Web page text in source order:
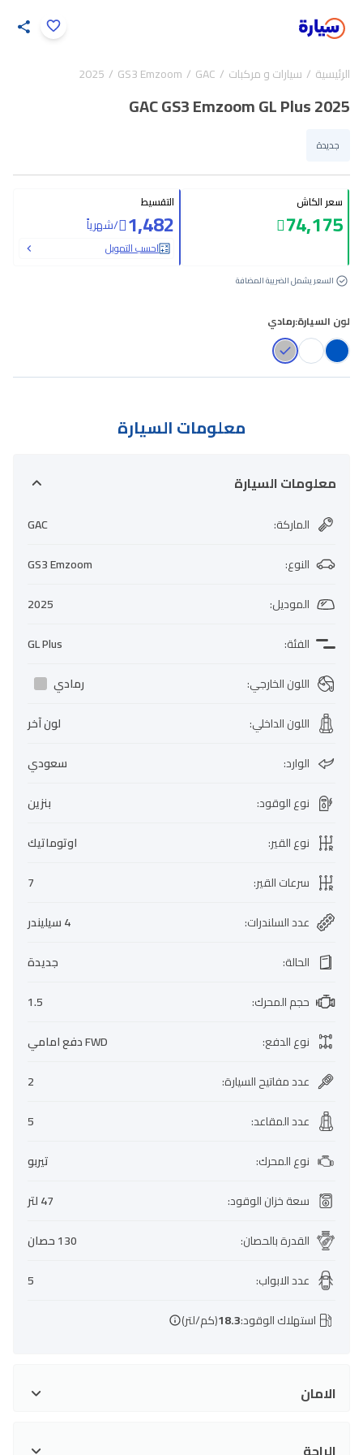
الرئيسية سيارات و مركبات GAC
GS3 Emzoom
2025
GAC GS3 Emzoom GL Plus 2025
جديدة
سعر الكاش
74,175
التقسيط
1,482
/شهرياً
احسب التمويل
السعر يشمل الضريبة المضافة
لون السيارة:رمادي
معلومات السيارة
معلومات السيارة
الماركة:
GAC
النوع:
GS3 Emzoom
الموديل:
2025
الفئة:
GL Plus
اللون الخارجي:
رمادي
اللون الداخلي:
لون آخر
الوارد:
سعودي
نوع الوقود:
بنزين
نوع القير:
اوتوماتيك
سرعات القير:
7
عدد السلندرات:
4 سيليندر
الحالة:
جديدة
حجم المحرك:
1.5
نوع الدفع:
FWD دفع امامي
عدد مفاتيح السيارة:
2
عدد المقاعد:
5
نوع المحرك:
تيربو
سعة خزان الوقود:
47 لتر
القدرة بالحصان:
130 حصان
عدد الابواب:
5
استهلاك الوقود:18.3(كم/لتر)
الامان